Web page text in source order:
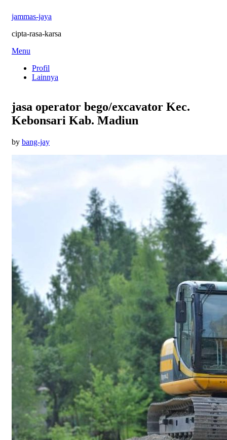
jammas-jaya
cipta-rasa-karsa
Skip
content
Menu
Profil
Lainnya
jasa operator bego/excavator Kec.
Kebonsari Kab. Madiun
by bang-jayPosted